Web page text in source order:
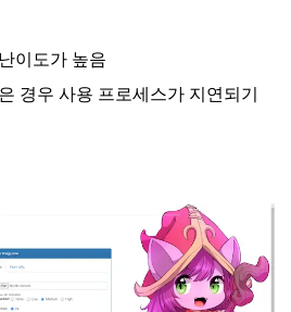
이도가 높음
경우 사용 프로세스가 지연되기